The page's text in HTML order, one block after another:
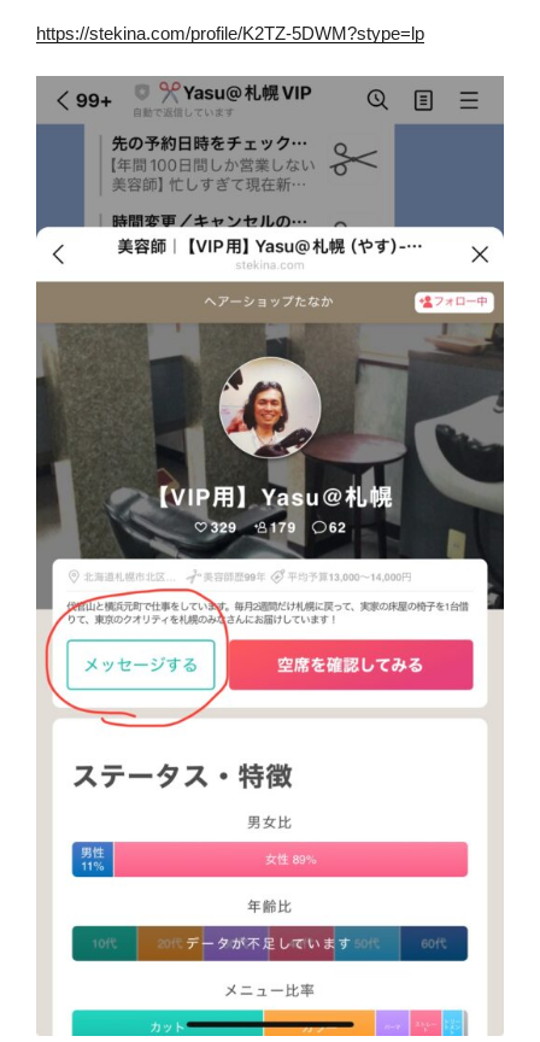
https://stekina.com/profile/K2TZ-5DWM?stype=lp